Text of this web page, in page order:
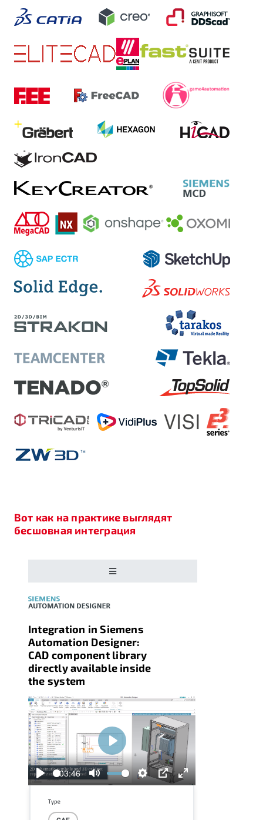
Вот как на практике выглядят
бесшовная интеграция
Integration in Siemens
Automation Designer:
CAD component library
directly available inside
the system
Play
03:46
Mute
Settings
PIP
Enter
Play
Type